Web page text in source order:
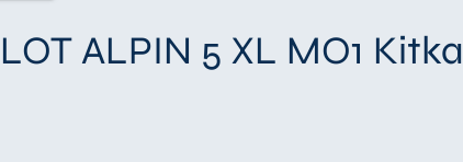
ALPIN 5 XL MO1 Kitka